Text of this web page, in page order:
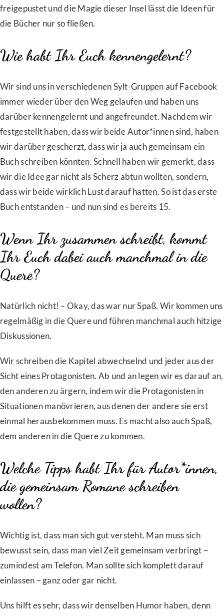
freigepustet und die Magie dieser Insel lässt die Ideen für
die Bücher nur so fließen.
Wie habt Ihr Euch kennengelernt?
Wir sind uns in verschiedenen Sylt-Gruppen auf Facebook
immer wieder über den Weg gelaufen und haben uns
darüber kennengelernt und angefreundet. Nachdem wir
festgestellt haben, dass wir beide Autor*innen sind, haben
wir darüber gescherzt, dass wir ja auch gemeinsam ein
Buch schreiben könnten. Schnell haben wir gemerkt, dass
wir die Idee gar nicht als Scherz abtun wollten, sondern,
dass wir beide wirklich Lust darauf hatten. So ist das erste
Buch entstanden – und nun sind es bereits 15.
Wenn Ihr zusammen schreibt, kommt
Ihr Euch dabei auch manchmal in die
Quere?
Natürlich nicht! – Okay, das war nur Spaß. Wir kommen uns
regelmäßig in die Quere und führen manchmal auch hitzige
Diskussionen.
Wir schreiben die Kapitel abwechselnd und jeder aus der
Sicht eines Protagonisten. Ab und an legen wir es darauf an,
den anderen zu ärgern, indem wir die Protagonisten in
Situationen manövrieren, aus denen der andere sie erst
einmal herausbekommen muss. Es macht also auch Spaß,
dem anderen in die Quere zu kommen.
Welche Tipps habt Ihr für Autor*innen,
die gemeinsam Romane schreiben
wollen?
Wichtig ist, dass man sich gut versteht. Man muss sich
bewusst sein, dass man viel Zeit gemeinsam verbringt –
zumindest am Telefon. Man sollte sich komplett darauf
einlassen – ganz oder gar nicht.
Uns hilft es sehr, dass wir denselben Humor haben, denn